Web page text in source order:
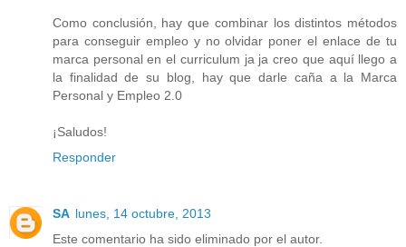
Como conclusión, hay que combinar los distintos métodos
para conseguir empleo y no olvidar poner el enlace de tu
marca personal en el curriculum ja ja creo que aquí llego a
la finalidad de su blog, hay que darle caña a la Marca
Personal y Empleo 2.0
¡Saludos!
Responder
SA lunes, 14 octubre, 2013
Este comentario ha sido eliminado por el autor.